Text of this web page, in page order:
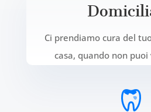
Ci prendiamo cura del
casa, quando non